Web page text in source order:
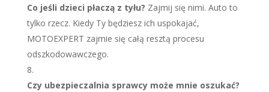
Co jeśli dzieci płaczą z tyłu? Zajmij się nimi. Auto to
tylko rzecz. Kiedy Ty będziesz ich uspokajać,
MOTOEXPERT zajmie się całą resztą procesu
odszkodowawczego.
Czy ubezpieczalnia sprawcy może mnie oszukać?